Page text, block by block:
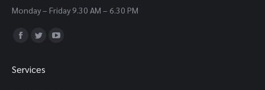
Monday – Friday 9.30 AM – 6.30 PM
Find us on:
Facebook
opens
Twitter
opens
Services